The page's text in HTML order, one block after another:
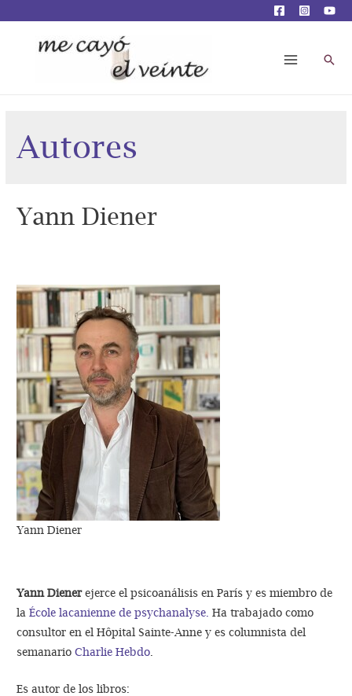
Autores
Yann Diener
Yann Diener
Yann Dienerejerce el psicoanálisis en París y es miembro de
laÉcole lacanienne de psychanalyse. Ha trabajado como
consultor en el Hôpital Sainte-Anne y es columnista del
semanarioCharlie Hebdo
Es autor de los libros: